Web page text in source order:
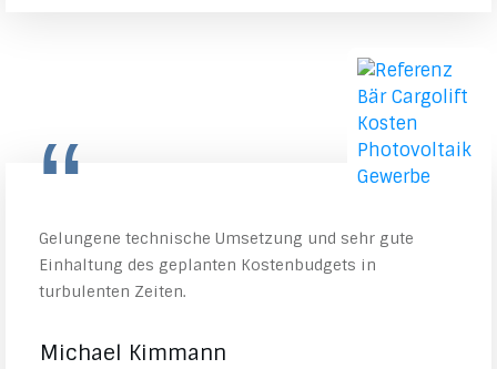
“
Gelungene technische Umsetzung und sehr gute
Einhaltung des geplanten Kostenbudgets in
turbulenten Zeiten.
Michael Kimmann